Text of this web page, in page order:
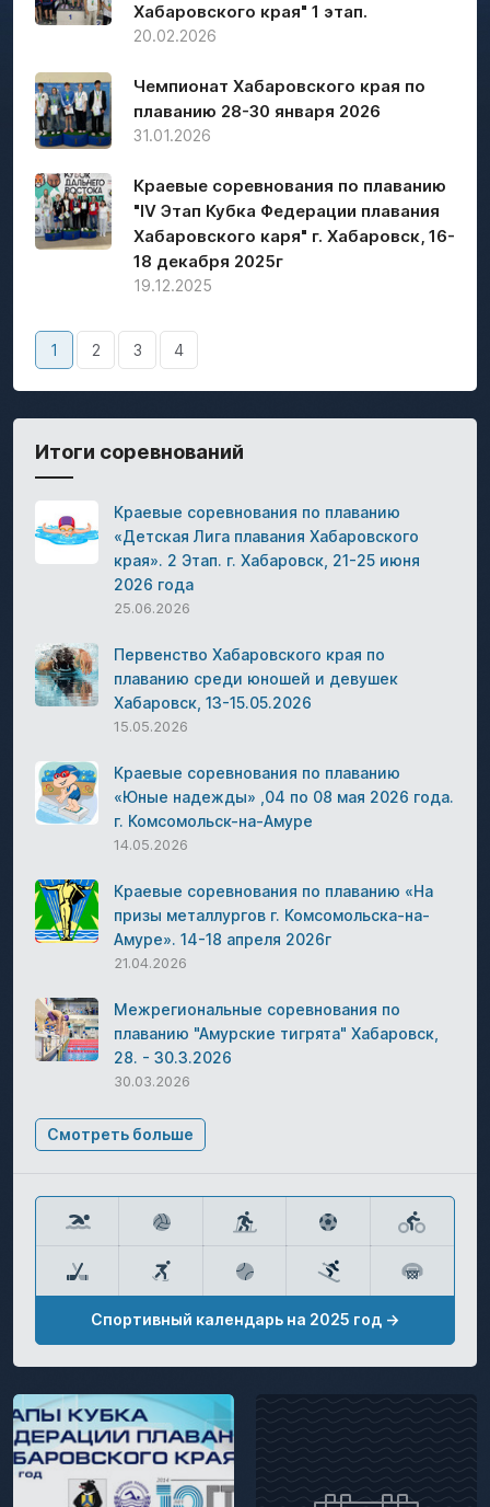
Хабаровского края" 1 этап.
20.02.2026
Чемпионат Хабаровского края по
плаванию 28-30 января 2026
31.01.2026
Краевые соревнования по плаванию
"IV Этап Кубка Федерации плавания
Хабаровского каря" г. Хабаровск, 16-
18 декабря 2025г
19.12.2025
1 2 3 4
Итоги соревнований
Краевые соревнования по плаванию
«Детская Лига плавания Хабаровского
края». 2 Этап. г. Хабаровск, 21-25 июня
2026 года
25.06.2026
Первенство Хабаровского края по
плаванию среди юношей и девушек
Хабаровск, 13-15.05.2026
15.05.2026
Краевые соревнования по плаванию
«Юные надежды» ,04 по 08 мая 2026 года.
г. Комсомольск-на-Амуре
14.05.2026
Краевые соревнования по плаванию «На
призы металлургов г. Комсомольска-на-
Амуре». 14-18 апреля 2026г
21.04.2026
Межрегиональные соревнования по
плаванию "Амурские тигрята" Хабаровск,
28. - 30.3.2026
30.03.2026
Смотреть больше
Спортивный календарь на 2025 год →